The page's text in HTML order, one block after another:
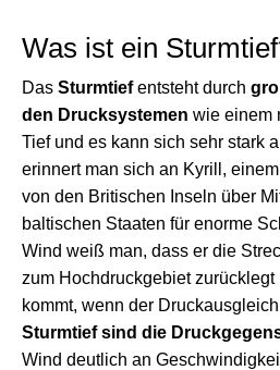
Was ist ein
Das Sturmtiefentsteht durch
den Drucksystemen wie einem
Tief und es kann sich sehr stark
erinnert man sich an Kyrill,
von den Britischen Inseln über
baltischen Staaten für enorme
Wind weiß man, dass er die
zum Hochdruckgebiet zurücklegt
kommt, wenn der
Sturmtief sind die
Wind deutlich an